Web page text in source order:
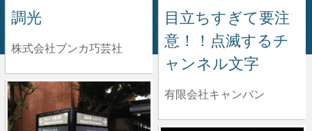
調光
株式会社ブンカ巧芸社
目立ちすぎて要注
意！！点滅するチ
ャンネル文字
有限会社キャンバン